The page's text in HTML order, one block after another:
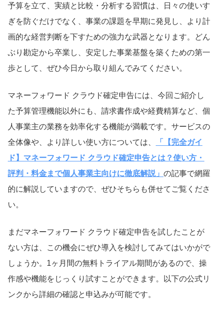
予算を立て、実績と比較・分析する習慣は、日々の使いす
ぎを防ぐだけでなく、事業の課題を早期に発見し、より計
画的な経営判断を下すための強力な武器となります。どん
ぶり勘定から卒業し、安定した事業基盤を築くための第一
歩として、ぜひ今日から取り組んでみてください。
マネーフォワード クラウド確定申告には、今回ご紹介し
た予算管理機能以外にも、請求書作成や経費精算など、個
人事業主の業務を効率化する機能が満載です。サービスの
全体像や、より詳しい使い方については、
「【完全ガイ
ド】マネーフォワード クラウド確定申告とは？使い方・
評判・料金まで個人事業主向けに徹底解説」 の記事で網羅
的に解説していますので、ぜひそちらも併せてご覧くださ
い。
まだマネーフォワード クラウド確定申告を試したことが
ない方は、この機会にぜひ導入を検討してみてはいかがで
しょうか。1ヶ月間の無料トライアル期間があるので、操
作感や機能をじっくり試すことができます。以下の公式リ
ンクから詳細の確認と申込みが可能です。